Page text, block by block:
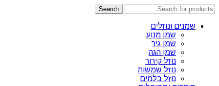
Search
שמנים ונוזלים
שמן מנוע
שמן גיר
שמן הגה
נוזל קירור
נוזל שמשות
נוזל בלמים